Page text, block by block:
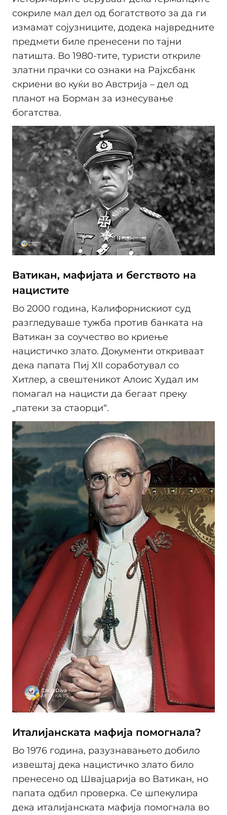
сокриле мал дел од богатството за да ги
измамат сојузниците, додека највредните
предмети биле пренесени по тајни
патишта. Во 1980-тите, туристи откриле
златни прачки со ознаки на Рајхсбанк
скриени во куќи во Австрија – дел од
планот на Борман за изнесување
богатства.
Ватикан, мафијата и бегството на
нацистите
Во 2000 година, Калифорнискиот суд
разгледуваше тужба против банката на
Ватикан за соучество во криење
нацистичко злато. Документи откриваат
дека папата Пиј XII соработувал со
Хитлер, а свештеникот Алоис Худал им
помагал на нацисти да бегаат преку
„патеки за стаорци“.
Италијанската мафија помогнала?
Во 1976 година, разузнавањето добило
извештај дека нацистичко злато било
пренесено од Швајцарија во Ватикан, но
папата одбил проверка. Се шпекулира
дека италијанската мафија помогнала во